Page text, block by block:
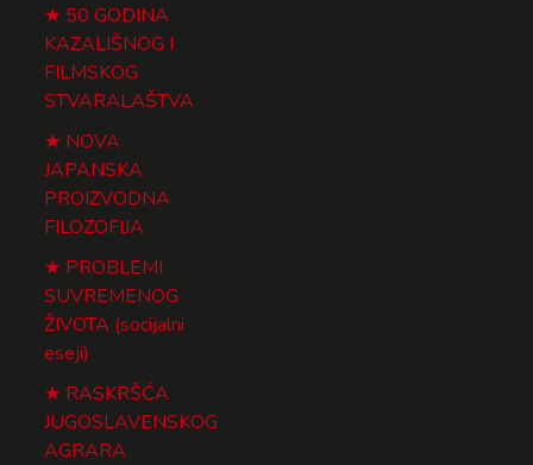
50 GODINA
KAZALIŠNOG I
FILMSKOG
STVARALAŠTVA
NOVA
JAPANSKA
PROIZVODNA
FILOZOFIJA
PROBLEMI
SUVREMENOG
ŽIVOTA (socijalni
eseji)
RASKRŠĆA
JUGOSLAVENSKOG
AGRARA